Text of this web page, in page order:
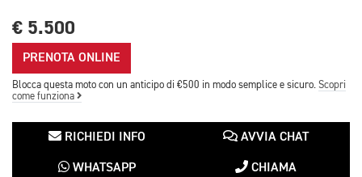
€ 5.500
PRENOTA ONLINE
Blocca questa moto con un anticipo di €500 in modo semplice e sicuro. Scopri
come funziona
RICHIEDI INFO AVVIA CHAT
WHATSAPP CHIAMA